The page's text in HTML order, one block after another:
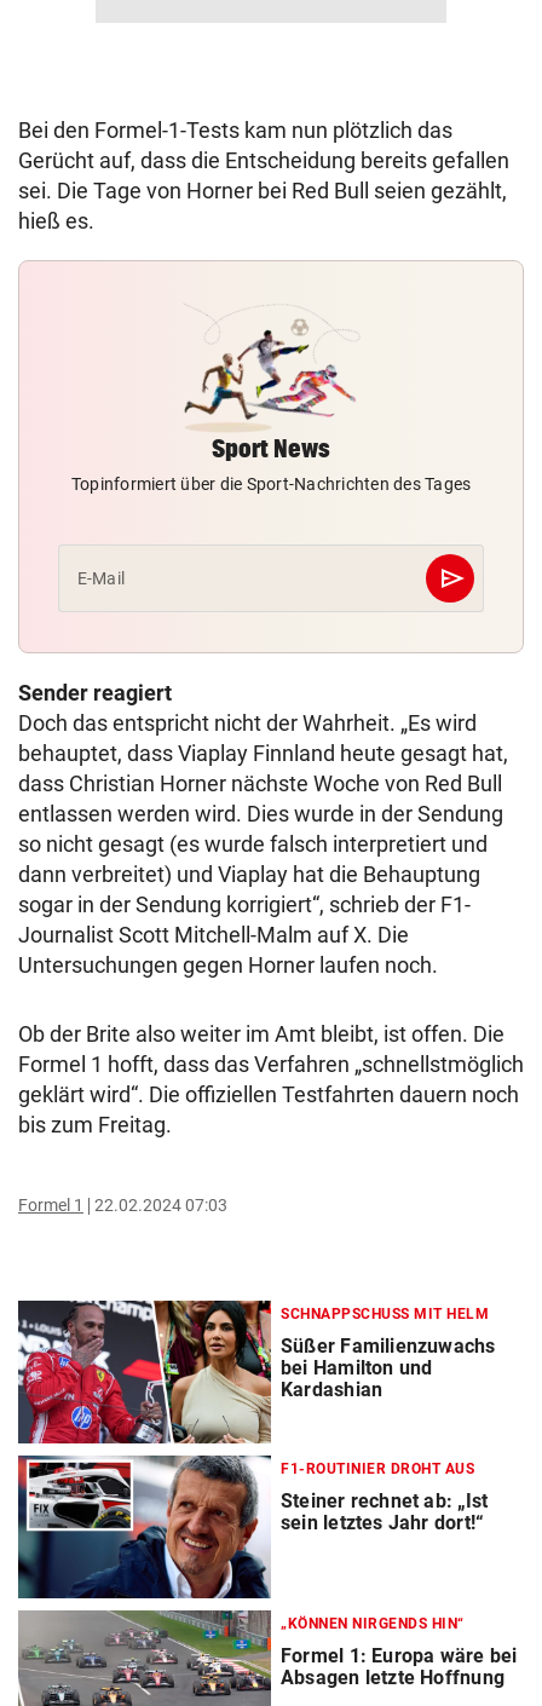
Bei den Formel-1-Tests kam nun plötzlich das
Gerücht auf, dass die Entscheidung bereits gefallen
sei. Die Tage von Horner bei Red Bull seien gezählt,
hieß es.
Sport News
Topinformiert über die Sport-Nachrichten des Tages
E-Mail send
Abschicken
Sender reagiert
Doch das entspricht nicht der Wahrheit. „Es wird
behauptet, dass Viaplay Finnland heute gesagt hat,
dass Christian Horner nächste Woche von Red Bull
entlassen werden wird. Dies wurde in der Sendung
so nicht gesagt (es wurde falsch interpretiert und
dann verbreitet) und Viaplay hat die Behauptung
sogar in der Sendung korrigiert“, schrieb der F1-
Journalist Scott Mitchell-Malm auf X. Die
Untersuchungen gegen Horner laufen noch.
Ob der Brite also weiter im Amt bleibt, ist offen. Die
Formel 1 hofft, dass das Verfahren „schnellstmöglich
geklärt wird“. Die offiziellen Testfahrten dauern noch
bis zum Freitag.
Formel 1 22.02.2024 07:03
SCHNAPPSCHUSS MIT HELM
Süßer Familienzuwachs
bei Hamilton und
Kardashian
F1-ROUTINIER DROHT AUS
Steiner rechnet ab: „Ist
sein letztes Jahr dort!“
„KÖNNEN NIRGENDS HIN“
Formel 1: Europa wäre bei
Absagen letzte Hoffnung